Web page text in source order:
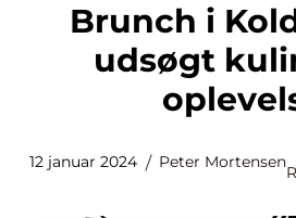
Brunch i Kolding: En
udsøgt
12 januar 2024 Peter Mortensen